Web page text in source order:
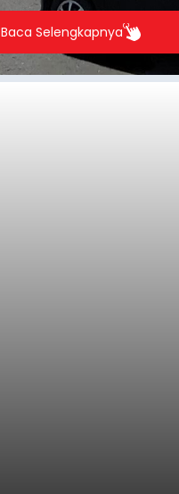
Baca Selengkapnya